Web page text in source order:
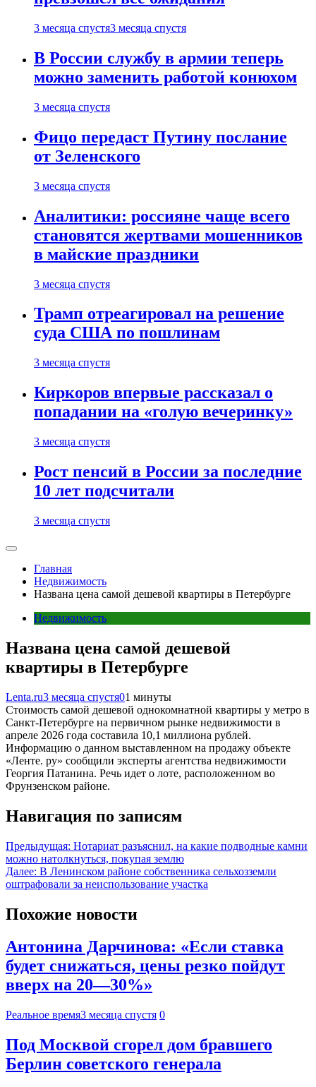
3 месяца спустя3 месяца спустя
В России службу в армии теперь
можно заменить работой конюхом
3 месяца спустя
Фицо передаст Путину послание
от Зеленского
3 месяца спустя
Аналитики: россияне чаще всего
становятся жертвами мошенников
в майские праздники
3 месяца спустя
Трамп отреагировал на решение
суда США по пошлинам
3 месяца спустя
Киркоров впервые рассказал о
попадании на «голую вечеринку»
3 месяца спустя
Рост пенсий в России за последние
10 лет подсчитали
3 месяца спустя
Главная
Недвижимость
Названа цена самой дешевой квартиры в Петербурге
Недвижимость
Названа цена самой дешевой
квартиры в Петербурге
Lenta.ru3 месяца спустя01 минуты
Стоимость самой дешевой однокомнатной квартиры у метро в
Санкт-Петербурге на первичном рынке недвижимости в
апреле 2026 года составила 10,1 миллиона рублей.
Информацию о данном выставленном на продажу объекте
«Ленте. ру» сообщили эксперты агентства недвижимости
Георгия Патанина. Речь идет о лоте, расположенном во
Фрунзенском районе.
Навигация по записям
Предыдущая: Нотариат разъяснил, на какие подводные камни
можно натолкнуться, покупая землю
Далее: В Ленинском районе собственника сельхозземли
оштрафовали за неиспользование участка
Похожие новости
Антонина Дарчинова: «Если ставка
будет снижаться, цены резко пойдут
вверх на 20—30%»
Реальное время3 месяца спустя 0
Под Москвой сгорел дом бравшего
Берлин советского генерала